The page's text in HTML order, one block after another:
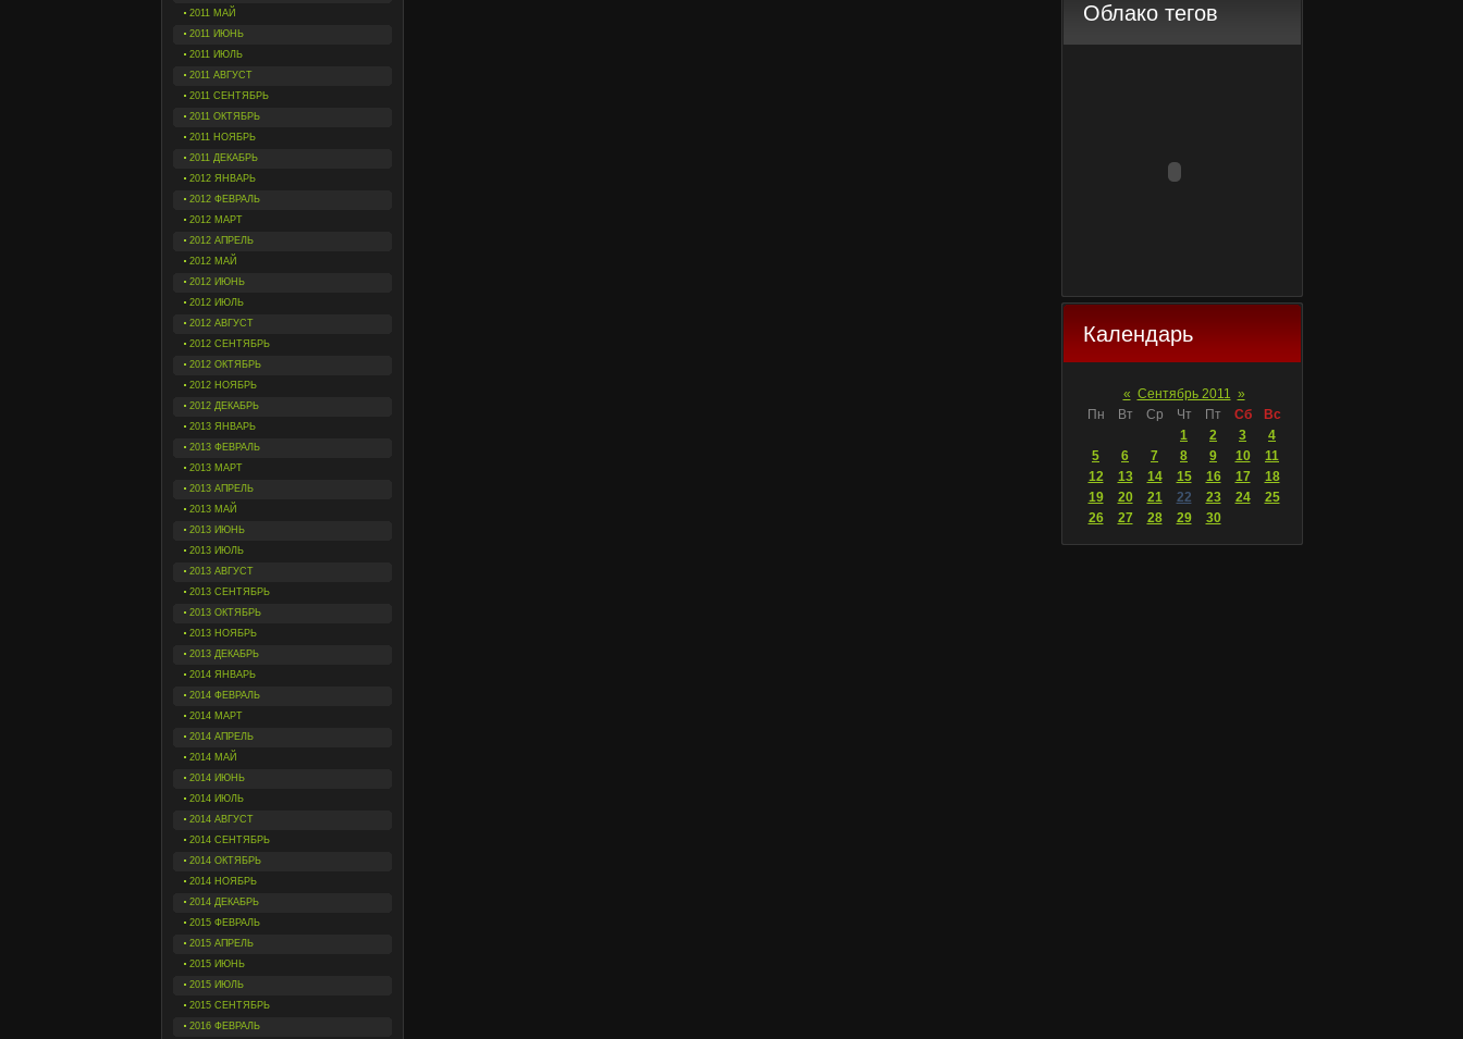
2011 МАЙ
2011 ИЮНЬ
2011 ИЮЛЬ
2011 АВГУСТ
2011 СЕНТЯБРЬ
2011 ОКТЯБРЬ
2011 НОЯБРЬ
2011 ДЕКАБРЬ
2012 ЯНВАРЬ
2012 ФЕВРАЛЬ
2012 МАРТ
2012 АПРЕЛЬ
2012 МАЙ
2012 ИЮНЬ
2012 ИЮЛЬ
2012 АВГУСТ
2012 СЕНТЯБРЬ
2012 ОКТЯБРЬ
2012 НОЯБРЬ
2012 ДЕКАБРЬ
2013 ЯНВАРЬ
2013 ФЕВРАЛЬ
2013 МАРТ
2013 АПРЕЛЬ
2013 МАЙ
2013 ИЮНЬ
2013 ИЮЛЬ
2013 АВГУСТ
2013 СЕНТЯБРЬ
2013 ОКТЯБРЬ
2013 НОЯБРЬ
2013 ДЕКАБРЬ
2014 ЯНВАРЬ
2014 ФЕВРАЛЬ
2014 МАРТ
2014 АПРЕЛЬ
2014 МАЙ
2014 ИЮНЬ
2014 ИЮЛЬ
2014 АВГУСТ
2014 СЕНТЯБРЬ
2014 ОКТЯБРЬ
2014 НОЯБРЬ
2014 ДЕКАБРЬ
2015 ФЕВРАЛЬ
2015 АПРЕЛЬ
2015 ИЮНЬ
2015 ИЮЛЬ
2015 СЕНТЯБРЬ
2016 ФЕВРАЛЬ
Облако тегов
Календарь
« Сентябрь 2011 »
Пн
Вт Ср Чт Пт Сб
Вс
1
2 3
4
5
6 7 8 9 10
11
12
13 14 15 16 17
18
19
20 21 22 23 24
25
26
27 28 29 30